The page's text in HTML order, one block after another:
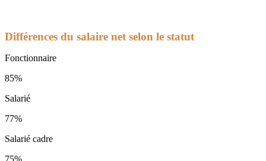
Différences du salaire net selon le statut
Fonctionnaire
85%
Salarié
77%
Salarié cadre
75%